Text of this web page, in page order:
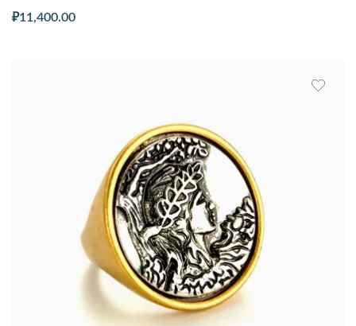
₽11,400.00